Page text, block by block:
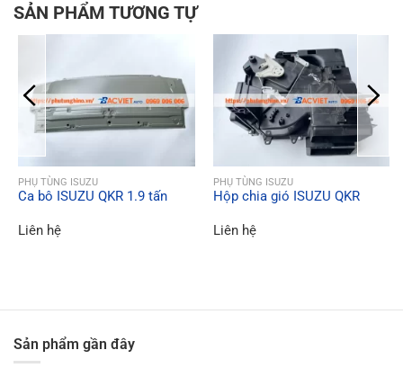
SẢN PHẨM TƯƠNG TỰ
QUICK VIEW
PHỤ TÙNG ISUZU
Ca bô ISUZU QKR 1.9 tấn
Liên hệ
QUICK VIEW
PHỤ TÙNG ISUZU
Hộp chia gió ISUZU QKR
Liên hệ
Sản phẩm gần đây